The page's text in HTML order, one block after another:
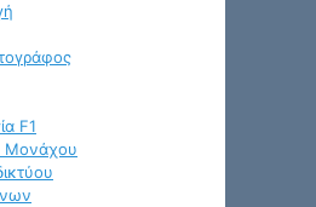
F1
Μονάχου